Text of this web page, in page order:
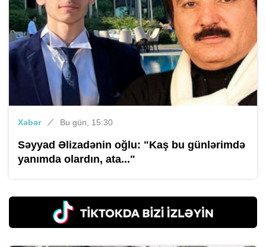
Xəbər Bu gün, 15:30
Səyyad Əlizadənin oğlu: "Kaş bu günlərimdə
yanımda olardın, ata..."